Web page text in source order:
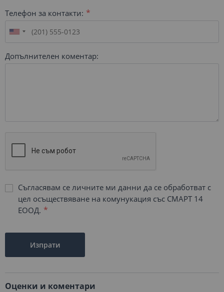
Телефон за контакти:
Допълнителен коментар:
Съгласявам се личните ми данни да се обработват с
цел осъществяване на комунукация със СМАРТ 14
ЕООД.
Изпрати
Оценки и коментари